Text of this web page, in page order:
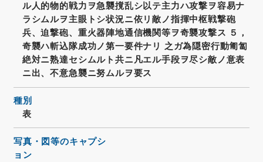
ル人的物的戦力ヲ急襲撹乱シ以テ主力ハ攻撃ヲ容易ナ
ラシムルヲ主眼トシ状況ニ依リ敵ノ指揮中枢戦撃砲
兵、迫撃砲、重火器陣地通信機関等ヲ奇襲攻撃ス ５，
奇襲ハ斬込隊成功ノ第一要件ナリ 之ガ為隠密行動匍匐
絶対ニ熟達セシムルト共ニ凡エル手段ヲ尽シ敵ノ意表
ニ出、不意急襲ニ努ムルヲ要ス
種別
表
写真・図等のキャプシ
ョン